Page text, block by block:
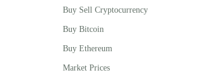
Buy Sell Cryptocurrency
Buy Bitcoin
Buy Ethereum
Market Prices